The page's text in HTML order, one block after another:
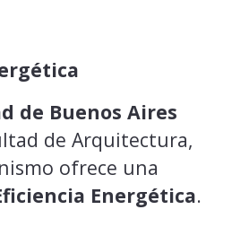
de Buenos Aires
de Arquitectura,
ofrece una
Energética.